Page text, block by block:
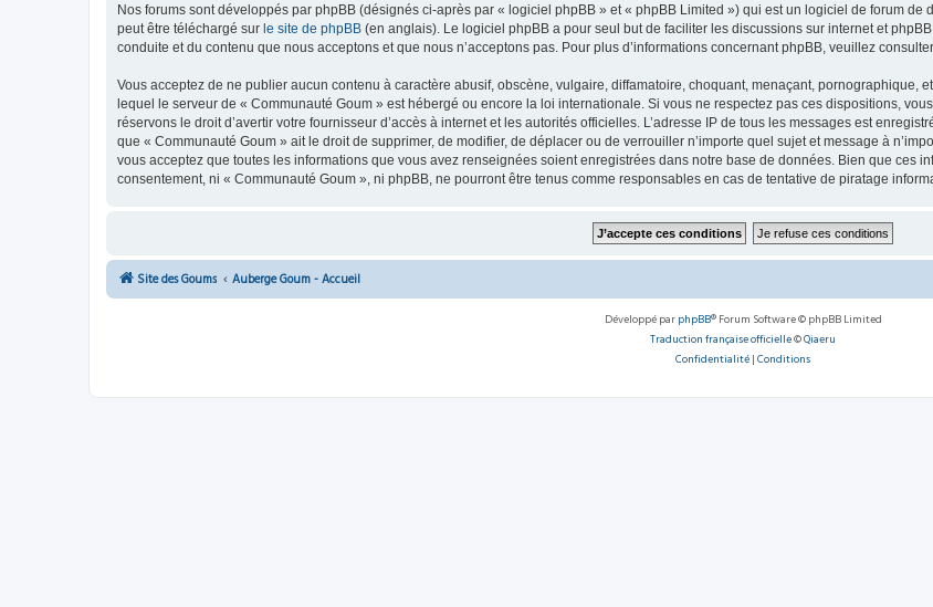
Nos forums sont développés par phpBB (désignés ci-après par « logiciel phpBB » et « phpBB Limited ») qui est un logiciel de forum de
peut être téléchargé sur le site de phpBB (en anglais). Le logiciel phpBB a pour seul but de faciliter les discussions sur internet et
conduite et du contenu que nous acceptons et que nous n’acceptons pas. Pour plus d’informations concernant phpBB, veuillez consulter
Vous acceptez de ne publier aucun contenu à caractère abusif, obscène, vulgaire, diffamatoire, choquant, menaçant, pornographique,
lequel le serveur de « Communauté Goum » est hébergé ou encore la loi internationale. Si vous ne respectez pas ces dispositions,
réservons le droit d’avertir votre fournisseur d’accès à internet et les autorités officielles. L’adresse IP de tous les messages est
que « Communauté Goum » ait le droit de supprimer, de modifier, de déplacer ou de verrouiller n’importe quel sujet et message à
vous acceptez que toutes les informations que vous avez renseignées soient enregistrées dans notre base de données. Bien que ces
consentement, ni « Communauté Goum », ni phpBB, ne pourront être tenus comme responsables en cas de tentative de piratage
Site des Goums Auberge Goum - Accueil
Développé par phpBB® Forum Software © phpBB Limited
Traduction française officielle©Qiaeru
Confidentialité | Conditions